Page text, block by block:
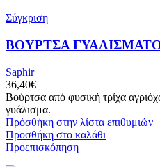
Σύγκριση
ΒΟΥΡΤΣΑ
Saphir
36,40€
Βούρτσα από φυσική τρίχα
γυάλισμα.
Πρόσθήκη στην λίστα επιθυμιών
Προσθήκη στο καλάθι
Προεπισκόπηση